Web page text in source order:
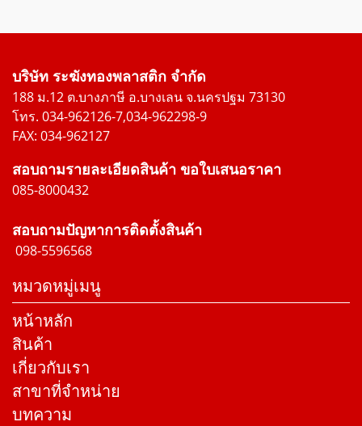
บริษัท ระฆังทองพลาสติก จำกัด
188 ม.12 ต.บางภาษี อ.บางเลน จ.นครปฐม 73130
โทร. 034-962126-7,034-962298-9
FAX: 034-962127
สอบถามรายละเอียดสินค้า ขอใบเสนอราคา
085-8000432
สอบถามปัญหาการติดตั้งสินค้า
098-5596568
หมวดหมู่เมนู
หน้าหลัก
สินค้า
เกี่ยวกับเรา
สาขาที่จำหน่าย
บทความ